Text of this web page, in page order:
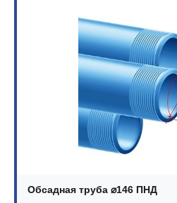
Обсадная труба ⌀146 ПНД